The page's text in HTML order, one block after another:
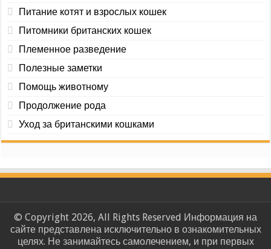
Питание котят и взрослых кошек
Питомники британских кошек
Племенное разведение
Полезные заметки
Помощь животному
Продолжение рода
Уход за британскими кошками
© Copyright 2026, All Rights Reserved Информация на
сайте представлена исключительно в ознакомительных
целях. Не занимайтесь самолечением, и при первых